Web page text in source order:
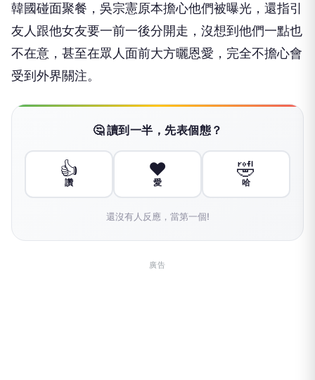
韓國碰面聚餐，吳宗憲原本擔心他們被曝光， 還指引
友人跟他女友要一前一後分開走，沒想到他們一點也
不在意， 甚至在眾人面前大方曬恩愛，完全不擔心會
受到外界關注。
🤔 讀到一半，先表個態？
👍
讚
❤️
愛
🤣
哈
還沒有人反應，當第一個!
廣告